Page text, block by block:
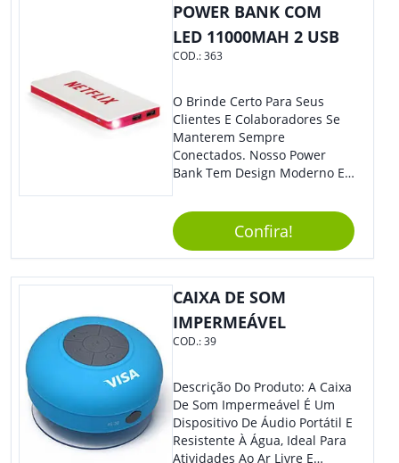
POWER BANK COM
LED 11000MAH 2 USB
COD.:363
O Brinde Certo Para Seus
Clientes E Colaboradores Se
Manterem Sempre
Conectados. Nosso Power
Bank Tem Design Moderno E
Na Bolsa Ou Na Mochila.
Compatível Com Diversos
Aparelhos, O Brinde É Super
Eficiente E Ágil, Ideal Para
Quem Busca Praticidade No
Dia A Dia. Personalize-O Com
Sua Marca E Tenha Ainda
Mais Destaque Em Eventos E
Feiras De Negócios.
Confira!
CAIXA DE SOM
IMPERMEÁVEL
COD.:39
Descrição Do Produto: A Caixa
De Som Impermeável É Um
Dispositivo De Áudio Portátil E
Resistente À Água, Ideal Para
Atividades Ao Ar Livre E